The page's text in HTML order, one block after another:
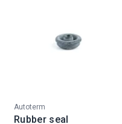
Fabrikat:
Autoterm
Rubber seal